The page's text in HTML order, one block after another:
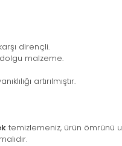
dirençli.
malzeme.
artırılmıştır.
temizlemeniz, ürün ömrünü